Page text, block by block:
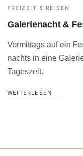
FREIZEIT & REISEN
Galerienacht &
Vormittags auf ein
nachts in eine
Tageszeit.
WEITERLESEN